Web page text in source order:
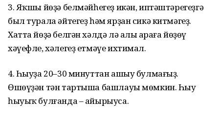
3. Яҡшы йөҙә белмәйһегеҙ икән, иптәштәрегеҙгә
был турала әйтегеҙ һәм ярҙан сикә китмәгеҙ.
Хатта йөҙә белгән хәлдә лә алыҫ араға йөҙөү
хәүефле, хәлегеҙ етмәүе ихтимал.
4. Һыуҙа 20–30 минуттан ашыу булмағыҙ.
Өшөүҙән тән тартыша башлауы мөмкин. Һыу
һыуыҡ булғанда – айырыуса.